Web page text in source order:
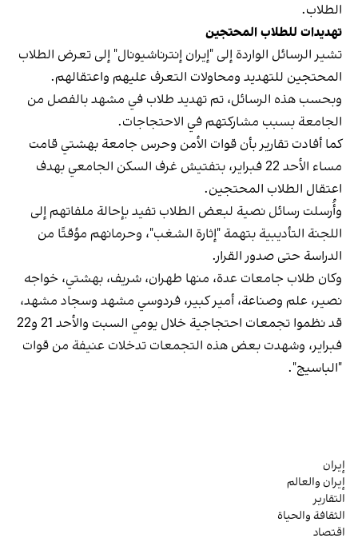
الطلاب.
تهديدات للطلاب المحتجين
تشير الرسائل الواردة إلى "إيران إنترناشيونال" إلى تعرض الطلاب
المحتجين للتهديد ومحاولات التعرف عليهم واعتقالهم.
وبحسب هذه الرسائل، تم تهديد طلاب في مشهد بالفصل من
الجامعة بسبب مشاركتهم في الاحتجاجات.
كما أفادت تقارير بأن قوات الأمن وحرس جامعة بهشتي قامت
مساء الأحد 22 فبراير، بتفتيش غرف السكن الجامعي بهدف
اعتقال الطلاب المحتجين.
وأُرسلت رسائل نصية لبعض الطلاب تفيد بإحالة ملفاتهم إلى
اللجنة التأديبية بتهمة "إثارة الشغب"، وحرمانهم مؤقتًا من
الدراسة حتى صدور القرار.
وكان طلاب جامعات عدة، منها طهران، شريف، بهشتي، خواجه
نصير، علم وصناعة، أمير كبير، فردوسي مشهد وسجاد مشهد،
قد نظموا تجمعات احتجاجية خلال يومي السبت والأحد 21 و22
فبراير، وشهدت بعض هذه التجمعات تدخلات عنيفة من قوات
"الباسيج".
إيران
إيران والعالم
التقارير
الثقافة والحياة
اقتصاد